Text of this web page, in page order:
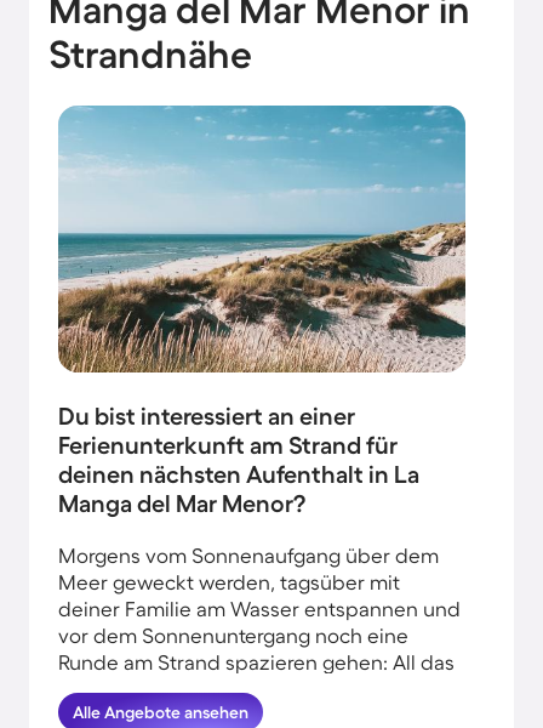
Manga del Mar Menor in
Strandnähe
Du bist interessiert an einer
Ferienunterkunft am Strand für
deinen nächsten Aufenthalt in La
Manga del Mar Menor?
Morgens vom Sonnenaufgang über dem
Meer geweckt werden, tagsüber mit
deiner Familie am Wasser entspannen und
vor dem Sonnenuntergang noch eine
Runde am Strand spazieren gehen: All das
kannst du erleben, wenn du deinen Urlaub
am Wasser in La Manga del Mar Menor
Alle Angebote ansehen